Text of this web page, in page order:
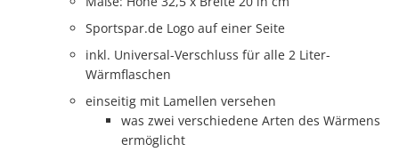
Sportspar.de Logo auf einer Seite
inkl. Universal-Verschluss für alle 2 Liter-
Wärmflaschen
einseitig mit Lamellen versehen
was zwei verschiedene Arten des Wärmens
ermöglicht